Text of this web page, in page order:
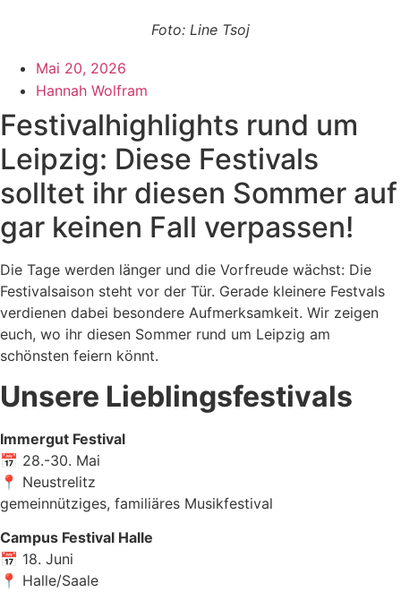
Foto: Line Tsoj
Mai 20, 2026
Hannah Wolfram
Festivalhighlights rund um
Leipzig: Diese Festivals
solltet ihr diesen Sommer auf
gar keinen Fall verpassen!
Die Tage werden länger und die Vorfreude wächst: Die
Festivalsaison steht vor der Tür. Gerade kleinere Festvals
verdienen dabei besondere Aufmerksamkeit. Wir zeigen
euch, wo ihr diesen Sommer rund um Leipzig am
schönsten feiern könnt.
Unsere Lieblingsfestivals
Immergut Festival
📅 28.-30. Mai
📍 Neustrelitz
gemeinnütziges, familiäres Musikfestival
Campus Festival Halle
📅 18. Juni
📍 Halle/Saale